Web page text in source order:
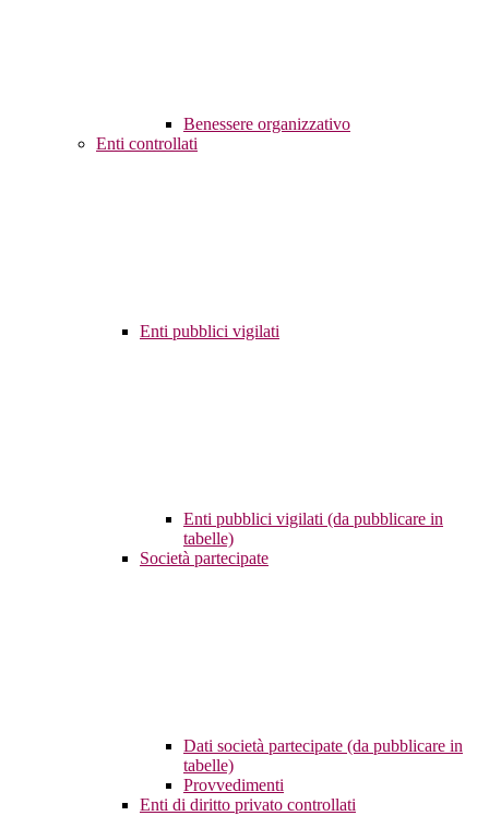
Benessere organizzativo
Enti controllati
Enti pubblici vigilati
Enti pubblici vigilati (da pubblicare in
tabelle)
Società partecipate
Dati società partecipate (da pubblicare in
tabelle)
Provvedimenti
Enti di diritto privato controllati